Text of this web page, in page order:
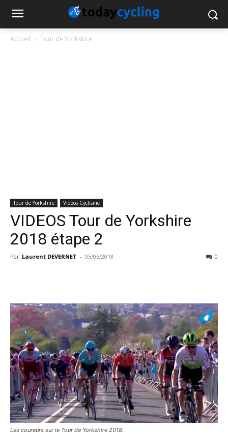
Accueil Tour de Yorkshire
Tour de Yorkshire Vidéos Cyclisme
VIDEOS Tour de Yorkshire
2018 étape 2
Par Laurent DEVERNET - 05/05/2018 0
Les coureurs sur le Tour de Yorkshire 2018.